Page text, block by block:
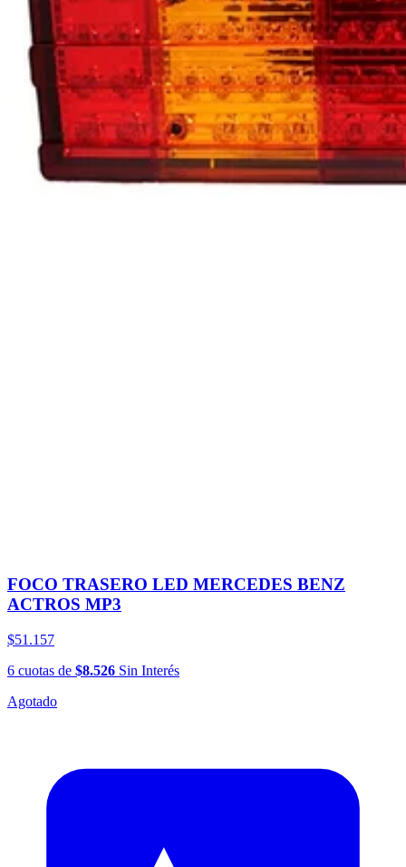
FOCO TRASERO LED MERCEDES BENZ
ACTROS MP3
$51.157
6 cuotas de $8.526 Sin Interés
Agotado